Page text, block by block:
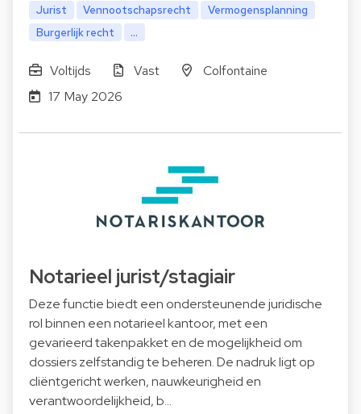
Jurist Vennootschapsrecht
Vermogensplanning
Burgerlijk recht
...
Voltijds Vast
Colfontaine
17 May 2026
Notarieel jurist/stagiair
Deze functie biedt een ondersteunende juridische
rol binnen een notarieel kantoor, met een
gevarieerd takenpakket en de mogelijkheid om
dossiers zelfstandig te beheren. De nadruk ligt op
cliëntgericht werken, nauwkeurigheid en
verantwoordelijkheid, b…